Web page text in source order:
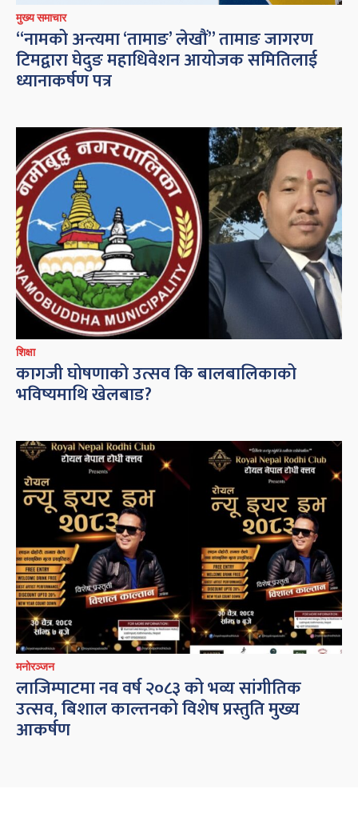
मुख्य समाचार
“नामको अन्त्यमा ‘तामाङ’ लेखौं” तामाङ जागरण
टिमद्वारा घेदुङ महाधिवेशन आयोजक समितिलाई
ध्यानाकर्षण पत्र
शिक्षा
कागजी घोषणाको उत्सव कि बालबालिकाको
भविष्यमाथि खेलबाड?
मनोरञ्जन
लाजिम्पाटमा नव वर्ष २०८३ को भव्य सांगीतिक
उत्सव, बिशाल काल्तनको विशेष प्रस्तुति मुख्य
आकर्षण